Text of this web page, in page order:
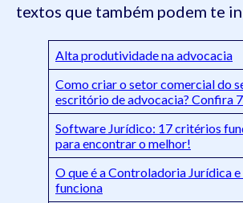
textos que também podem te
Alta produtividade na advocacia
Como criar o setor comercial do
escritório de advocacia? Confira
Software Jurídico: 17 critérios
para encontrar o melhor!
O que é a Controladoria Jurídica
funciona